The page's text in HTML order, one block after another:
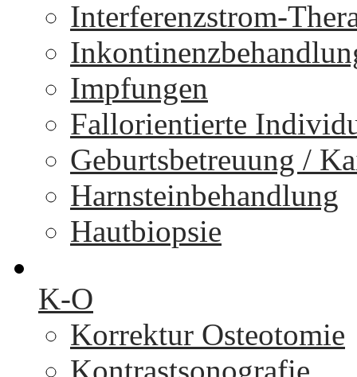
Interferenzstrom-
Impfungen
Fallorientierte
Geburtsbetreuung /
Harnsteinbehandlung
Hautbiopsie
K-O
Korrektur Osteotomie
Kontrastsonografie